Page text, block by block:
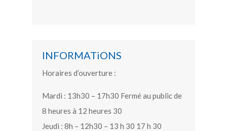
INFORMATiONS
Horaires d’ouverture :
Mardi : 13h30 – 17h30 Fermé au public de
8 heures à 12 heures 30
Jeudi : 8h – 12h30 – 13 h 30 17 h 30